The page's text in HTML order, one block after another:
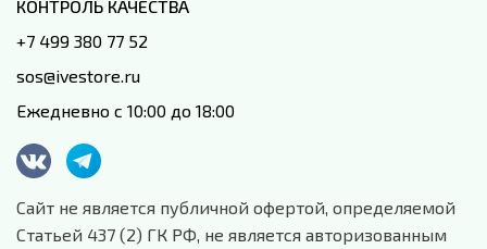
КОНТРОЛЬ КАЧЕСТВА
+7 499 380 77 52
sos@ivestore.ru
Ежедневно с 10:00 до 18:00
Сайт не является публичной офертой, определяемой
Статьей 437 (2) ГК РФ, не является авторизованным